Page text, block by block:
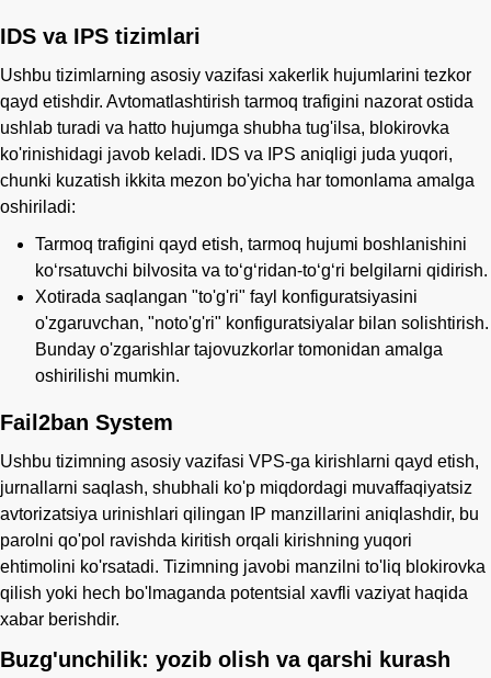
IDS va IPS tizimlari
Ushbu tizimlarning asosiy vazifasi xakerlik hujumlarini tezkor
qayd etishdir. Avtomatlashtirish tarmoq trafigini nazorat ostida
ushlab turadi va hatto hujumga shubha tug'ilsa, blokirovka
ko'rinishidagi javob keladi. IDS va IPS aniqligi juda yuqori,
chunki kuzatish ikkita mezon bo'yicha har tomonlama amalga
oshiriladi:
Tarmoq trafigini qayd etish, tarmoq hujumi boshlanishini
koʻrsatuvchi bilvosita va toʻgʻridan-toʻgʻri belgilarni qidirish.
Xotirada saqlangan "to'g'ri" fayl konfiguratsiyasini
o'zgaruvchan, "noto'g'ri" konfiguratsiyalar bilan solishtirish.
Bunday o'zgarishlar tajovuzkorlar tomonidan amalga
oshirilishi mumkin.
Fail2ban System
Ushbu tizimning asosiy vazifasi VPS-ga kirishlarni qayd etish,
jurnallarni saqlash, shubhali ko'p miqdordagi muvaffaqiyatsiz
avtorizatsiya urinishlari qilingan IP manzillarini aniqlashdir, bu
parolni qo'pol ravishda kiritish orqali kirishning yuqori
ehtimolini ko'rsatadi. Tizimning javobi manzilni to'liq blokirovka
qilish yoki hech bo'lmaganda potentsial xavfli vaziyat haqida
xabar berishdir.
Buzg'unchilik: yozib olish va qarshi kurash